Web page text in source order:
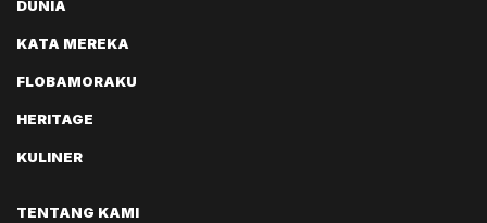
DUNIA
KATA MEREKA
FLOBAMORAKU
HERITAGE
KULINER
TENTANG KAMI